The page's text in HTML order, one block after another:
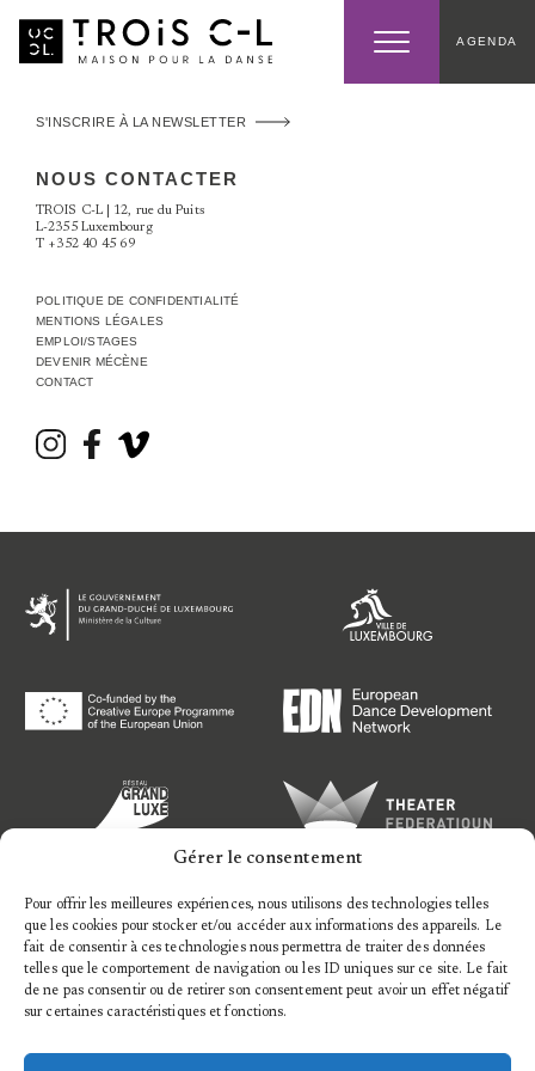
Gérer le consentement
Pour offrir les meilleures expériences, nous utilisons des technologies telles
que les cookies pour stocker et/ou accéder aux informations des appareils. Le
fait de consentir à ces technologies nous permettra de traiter des données
telles que le comportement de navigation ou les ID uniques sur ce site. Le fait
de ne pas consentir ou de retirer son consentement peut avoir un effet négatif
sur certaines caractéristiques et fonctions.
AGENDA
S'INSCRIRE À LA NEWSLETTER
NOUS CONTACTER
TROIS C-L | 12, rue du Puits
L-2355 Luxembourg
T +352 40 45 69
POLITIQUE DE CONFIDENTIALITÉ
MENTIONS LÉGALES
EMPLOI/STAGES
DEVENIR MÉCÈNE
CONTACT